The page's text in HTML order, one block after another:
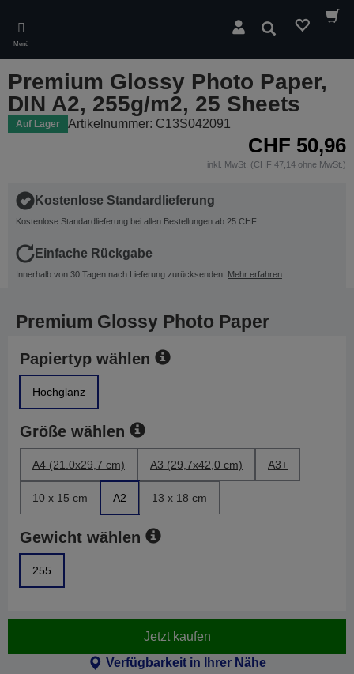
main
content
Menü
Suchen
Premium Glossy Photo Paper,
DIN A2, 255g/m2, 25 Sheets
Auf Lager Artikelnummer: C13S042091
CHF 50,96
inkl. MwSt. (CHF 47,14 ohne MwSt.)
Kostenlose Standardlieferung
Kostenlose Standardlieferung bei allen Bestellungen ab 25 CHF
Einfache Rückgabe
Innerhalb von 30 Tagen nach Lieferung zurücksenden. Mehr erfahren
Premium Glossy Photo Paper
Papiertyp wählen
Hochglanz
Größe wählen
A4 (21.0x29,7 cm) A3 (29,7x42,0 cm) A3+
10 x 15 cm A2 13 x 18 cm
Gewicht wählen
255
Jetzt kaufen
Verfügbarkeit in Ihrer Nähe